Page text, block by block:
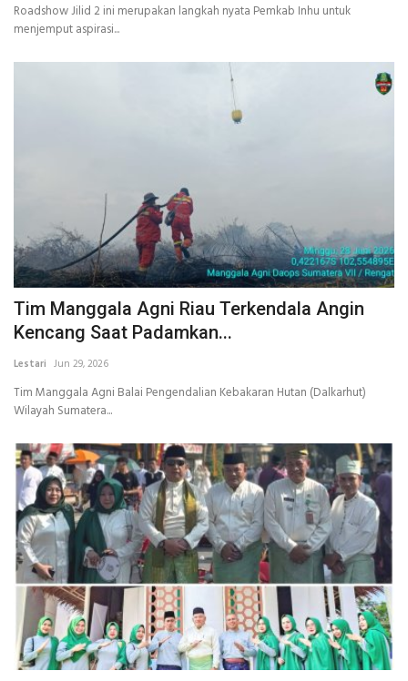
Roadshow Jilid 2 ini merupakan langkah nyata Pemkab Inhu untuk
menjemput aspirasi...
Tim Manggala Agni Riau Terkendala Angin
Kencang Saat Padamkan...
Lestari Jun 29, 2026
Tim Manggala Agni Balai Pengendalian Kebakaran Hutan (Dalkarhut)
Wilayah Sumatera...